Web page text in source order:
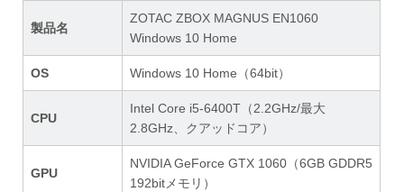
製品名
ZOTAC ZBOX MAGNUS EN1060
Windows 10 Home
OS Windows 10 Home（64bit）
CPU
Intel Core i5-6400T（2.2GHz/最大
2.8GHz、クアッドコア）
GPU
NVIDIA GeForce GTX 1060（6GB GDDR5
192bitメモリ）